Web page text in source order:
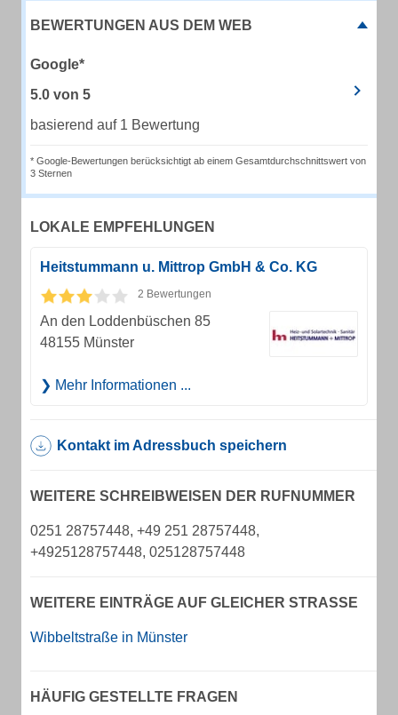
BEWERTUNGEN AUS DEM WEB
Google*
5.0 von 5
basierend auf 1 Bewertung
* Google-Bewertungen berücksichtigt ab einem Gesamtdurchschnittswert von
3 Sternen
LOKALE EMPFEHLUNGEN
Heitstummann u. Mittrop GmbH & Co. KG
2 Bewertungen
An den Loddenbüschen 85
48155 Münster
Mehr Informationen ...
Kontakt im Adressbuch speichern
WEITERE SCHREIBWEISEN DER RUFNUMMER
0251 28757448, +49 251 28757448,
+4925128757448, 025128757448
WEITERE EINTRÄGE AUF GLEICHER STRASSE
Wibbeltstraße in Münster
HÄUFIG GESTELLTE FRAGEN